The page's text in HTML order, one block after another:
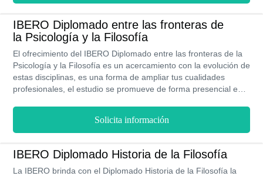
IBERO Diplomado entre las fronteras de
la Psicología y la Filosofía
El ofrecimiento del IBERO Diplomado entre las fronteras de la
Psicología y la Filosofía es un acercamiento con la evolución de
estas disciplinas, es una forma de ampliar tus cualidades
profesionales, el estudio se promueve de forma presencial en
Solicita información
IBERO Diplomado Historia de la Filosofía
La IBERO brinda con el Diplomado Historia de la Filosofía la